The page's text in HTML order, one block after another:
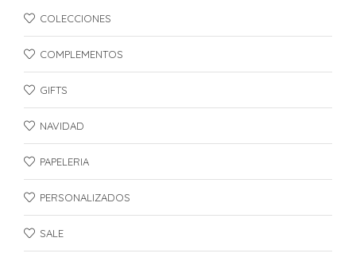
COLECCIONES
COMPLEMENTOS
GIFTS
NAVIDAD
PAPELERIA
PERSONALIZADOS
SALE